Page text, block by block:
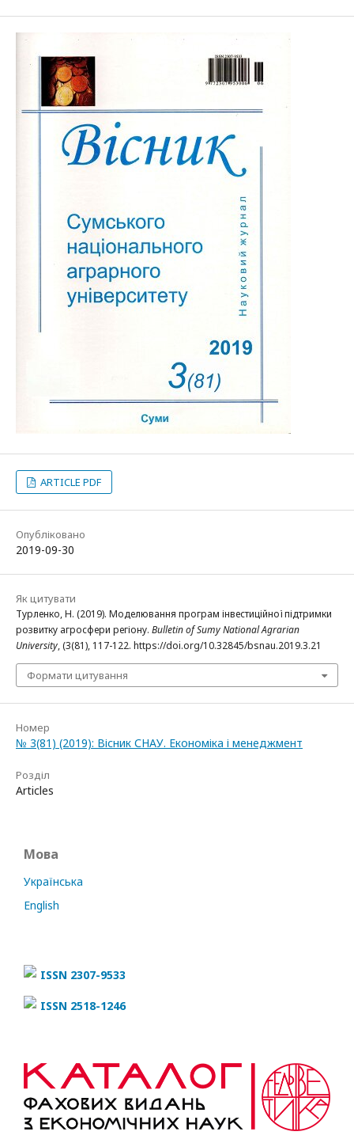
ARTICLE PDF
Опубліковано
2019-09-30
Як цитувати
Турленко, Н. (2019). Моделювання програм інвестиційної підтримки
розвитку агросфери регіону. Bulletin of Sumy National Agrarian
University, (3(81), 117-122. https://doi.org/10.32845/bsnau.2019.3.21
Формати цитування
Номер
№ 3(81) (2019): Вісник СНАУ. Економіка і менеджмент
Розділ
Articles
Мова
Українська
English
ISSN 2307-9533
ISSN 2518-1246